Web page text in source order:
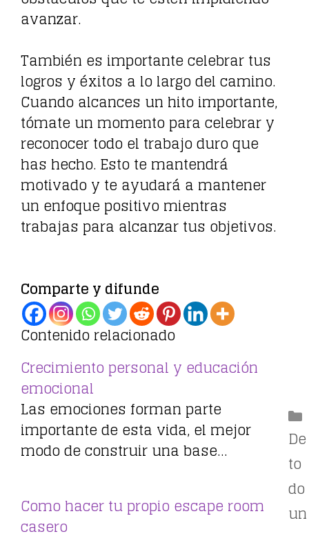
avanzar.
También es importante celebrar tus
logros y éxitos a lo largo del camino.
Cuando alcances un hito importante,
tómate un momento para celebrar y
reconocer todo el trabajo duro que
has hecho. Esto te mantendrá
motivado y te ayudará a mantener
un enfoque positivo mientras
trabajas para alcanzar tus objetivos.
Comparte y difunde
Contenido relacionado
Crecimiento personal y educación
emocional
Las emociones forman parte
importante de esta vida, el mejor
modo de construir una base…
Como hacer tu propio escape room
casero
De
to
do
un